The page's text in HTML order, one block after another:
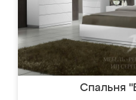
Спальня